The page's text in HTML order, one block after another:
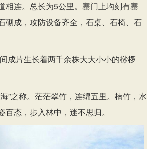
相连。总长为5公里。寨门上均刻有寨
砌成，攻防设备齐全，石桌、石椅、石
成片生长着两千余株大大小小的桫椤
”之称。茫茫翠竹，连绵五里。楠竹，水
态，步入林中，迷不思归。